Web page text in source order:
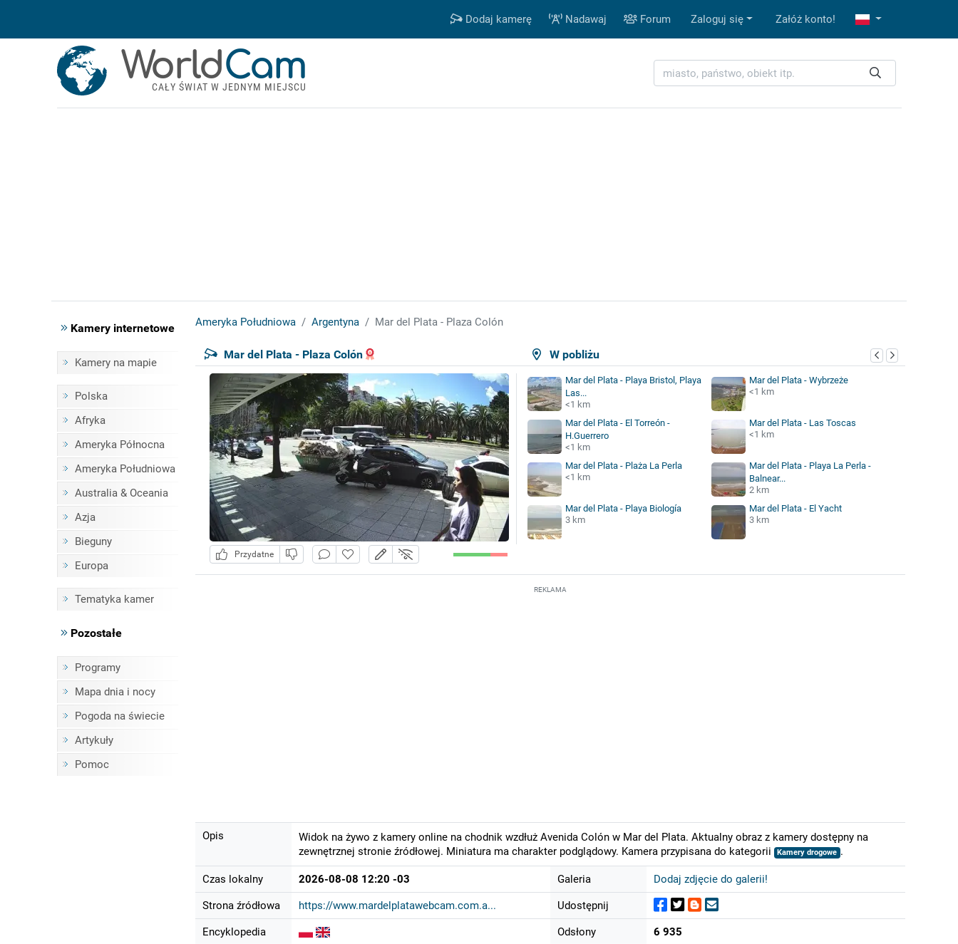
Dodaj kamerę Nadawaj Forum Zaloguj się Załóż konto!
WorldCam
CAŁY ŚWIAT W JEDNYM MIEJSCU
Kamery internetowe
Kamery na mapie
Polska
Afryka
Ameryka Północna
Ameryka Południowa
Australia & Oceania
Azja
Bieguny
Europa
Tematyka kamer
Pozostałe
Programy
Mapa dnia i nocy
Pogoda na świecie
Artykuły
Pomoc
Ameryka Południowa Argentyna Mar del Plata - Plaza Colón
W pobliżu
Mar del Plata - Plaza Colón
Przydatne
Mar del Plata - Playa Bristol, Playa
Las...
<1 km
Mar del Plata - Wybrzeże
<1 km
Mar del Plata - El Torreón -
H.Guerrero
<1 km
Mar del Plata - Las Toscas
<1 km
Mar del Plata - Plaża La Perla
<1 km
Mar del Plata - Playa La Perla -
Balnear...
2 km
Mar del Plata - Playa Biología
3 km
Mar del Plata - El Yacht
3 km
REKLAMA
Opis
Widok na żywo z kamery online na chodnik wzdłuż Avenida Colón w Mar del Plata. Aktualny obraz z kamery dostępny na
zewnętrznej stronie źródłowej. Miniatura ma charakter podglądowy. Kamera przypisana do kategorii
Kamery drogowe .
Czas lokalny 2026-08-08 12:20 -03
Strona źródłowa https://www.mardelplatawebcam.com.a...
Encyklopedia
Galeria Dodaj zdjęcie do galerii!
Udostępnij
Odsłony 6 935